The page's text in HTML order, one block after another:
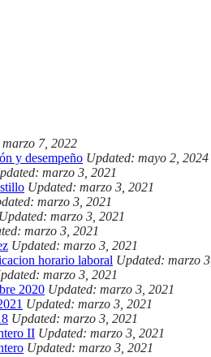
7, 2022
y desempeño Updated: mayo 2, 2024
marzo 3, 2021
Updated: marzo 3, 2021
marzo 3, 2021
Updated: marzo 3, 2021
marzo 3, 2021
Updated: marzo 3, 2021
horario laboral Updated: marzo
marzo 3, 2021
2020 Updated: marzo 3, 2021
Updated: marzo 3, 2021
Updated: marzo 3, 2021
II Updated: marzo 3, 2021
Updated: marzo 3, 2021